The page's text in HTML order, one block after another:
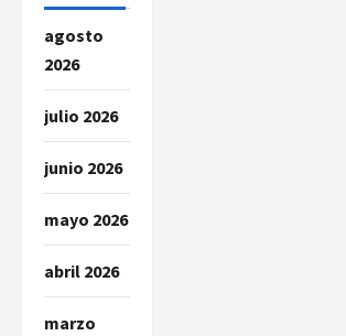
a
d
a
s
agosto
2026
julio 2026
junio 2026
mayo 2026
abril 2026
marzo